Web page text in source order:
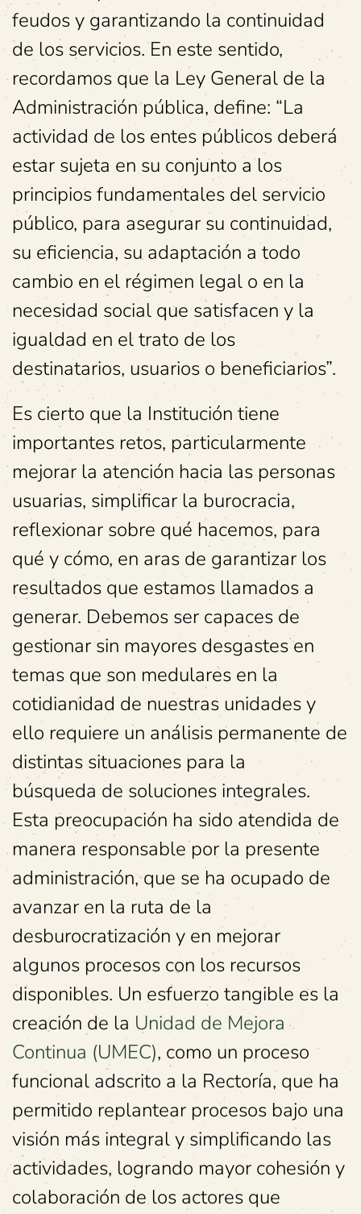
feudos y garantizando la continuidad
de los servicios. En este sentido,
recordamos que la Ley General de la
Administración pública, define: “La
actividad de los entes públicos deberá
estar sujeta en su conjunto a los
principios fundamentales del servicio
público, para asegurar su continuidad,
su eficiencia, su adaptación a todo
cambio en el régimen legal o en la
necesidad social que satisfacen y la
igualdad en el trato de los
destinatarios, usuarios o beneficiarios”.
Es cierto que la Institución tiene
importantes retos, particularmente
mejorar la atención hacia las personas
usuarias, simplificar la burocracia,
reflexionar sobre qué hacemos, para
qué y cómo, en aras de garantizar los
resultados que estamos llamados a
generar. Debemos ser capaces de
gestionar sin mayores desgastes en
temas que son medulares en la
cotidianidad de nuestras unidades y
ello requiere un análisis permanente de
distintas situaciones para la
búsqueda de soluciones integrales.
Esta preocupación ha sido atendida de
manera responsable por la presente
administración, que se ha ocupado de
avanzar en la ruta de la
desburocratización y en mejorar
algunos procesos con los recursos
disponibles. Un esfuerzo tangible es la
creación de la Unidad de Mejora
Continua (UMEC), como un proceso
funcional adscrito a la Rectoría, que ha
permitido replantear procesos bajo una
visión más integral y simplificando las
actividades, logrando mayor cohesión y
colaboración de los actores que